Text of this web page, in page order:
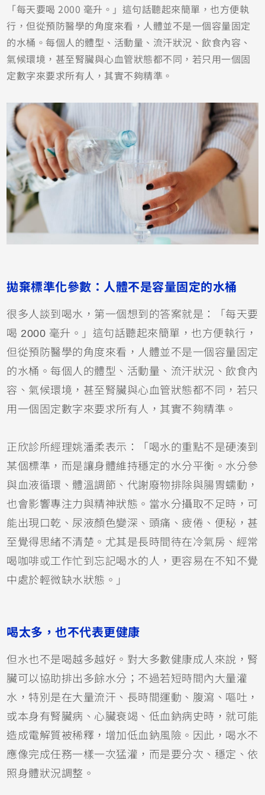
「每天要喝 2000 毫升。」這句話聽起來簡單，也方便執
行，但從預防醫學的角度來看，人體並不是一個容量固定
的水桶。每個人的體型、活動量、流汗狀況、飲食內容、
氣候環境，甚至腎臟與心血管狀態都不同，若只用一個固
定數字來要求所有人，其實不夠精準。
拋棄標準化參數：人體不是容量固定的水桶
很多人談到喝水，第一個想到的答案就是：「每天要
喝 2000 毫升。」這句話聽起來簡單，也方便執行，
但從預防醫學的角度來看，人體並不是一個容量固定
的水桶。每個人的體型、活動量、流汗狀況、飲食內
容、氣候環境，甚至腎臟與心血管狀態都不同，若只
用一個固定數字來要求所有人，其實不夠精準。
正欣診所經理姚潘柔表示：「喝水的重點不是硬湊到
某個標準，而是讓身體維持穩定的水分平衡。水分參
與血液循環、體溫調節、代謝廢物排除與腸胃蠕動，
也會影響專注力與精神狀態。當水分攝取不足時，可
能出現口乾、尿液顏色變深、頭痛、疲倦、便秘，甚
至覺得思緒不清楚。尤其是長時間待在冷氣房、經常
喝咖啡或工作忙到忘記喝水的人，更容易在不知不覺
中處於輕微缺水狀態。」
喝太多，也不代表更健康
但水也不是喝越多越好。對大多數健康成人來說，腎
臟可以協助排出多餘水分；不過若短時間內大量灌
水，特別是在大量流汗、長時間運動、腹瀉、嘔吐，
或本身有腎臟病、心臟衰竭、低血鈉病史時，就可能
造成電解質被稀釋，增加低血鈉風險。因此，喝水不
應像完成任務一樣一次猛灌，而是要分次、穩定、依
照身體狀況調整。